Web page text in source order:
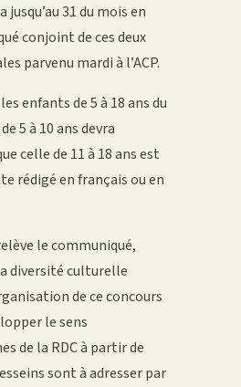
31 du mois en
conjoint de ces deux
parvenu mardi à l’ACP.
enfants de 5 à 18 ans du
5 à 10 ans devra
celle de 11 à 18 ans est
rédigé en français ou en
le communiqué,
diversité culturelle
de ce concours
le sens
de la RDC à partir de
sont à adresser par